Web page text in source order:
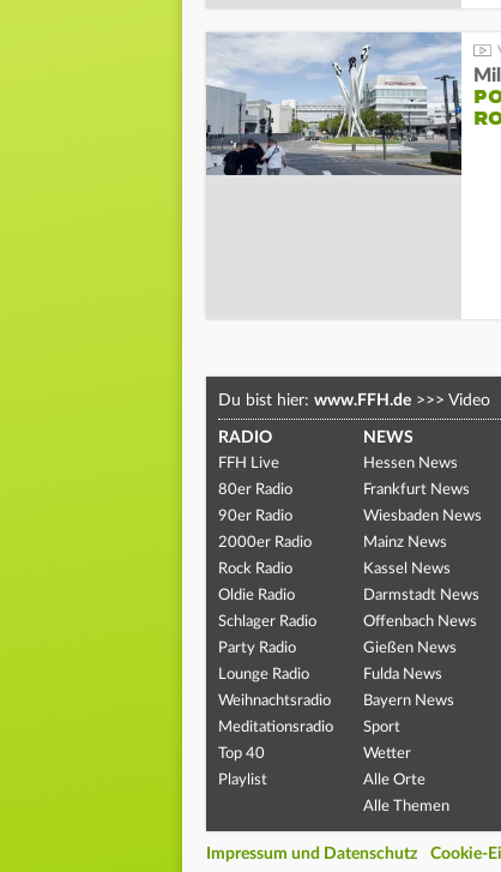
Du bist hier: www.FFH.de >>> Video
RADIO
FFH Live
80er Radio
90er Radio
2000er Radio
Rock Radio
Oldie Radio
Schlager Radio
Party Radio
Lounge Radio
Weihnachtsradio
Meditationsradio
Top 40
Playlist
NEWS
Hessen News
Frankfurt News
Wiesbaden News
Mainz News
Kassel News
Darmstadt News
Offenbach News
Gießen News
Fulda News
Bayern News
Sport
Wetter
Alle Orte
Alle Themen
Impressum und Datenschutz Cookie-